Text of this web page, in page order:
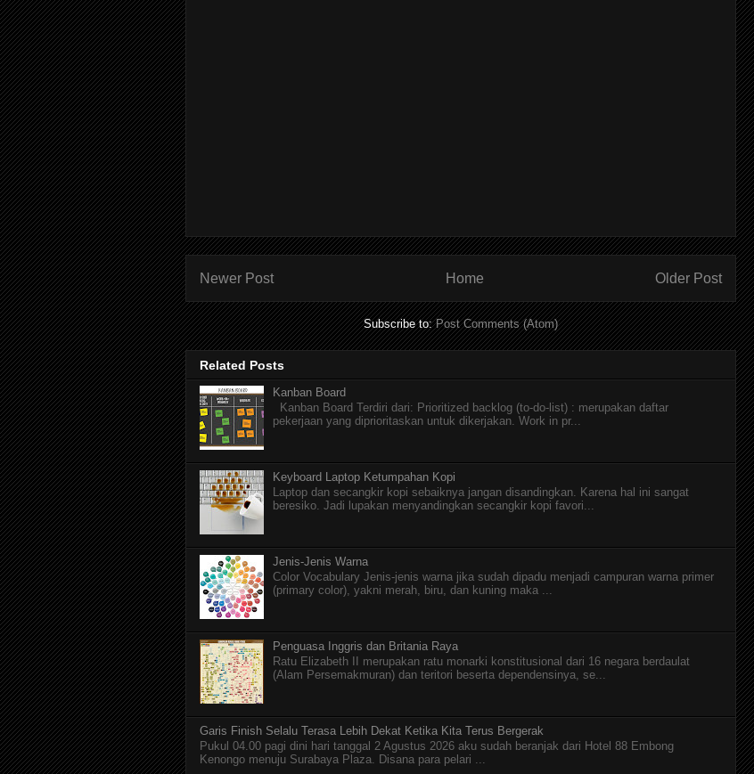
Newer Post Older Post
Home
Subscribe to:Post Comments (Atom)
Related Posts
Kanban Board
Kanban Board Terdiri dari: Prioritized backlog (to-do-list) : merupakan daftar
pekerjaan yang diprioritaskan untuk dikerjakan. Work in pr...
Keyboard Laptop Ketumpahan Kopi
Laptop dan secangkir kopi sebaiknya jangan disandingkan. Karena hal ini sangat
beresiko. Jadi lupakan menyandingkan secangkir kopi favori...
Jenis-Jenis Warna
Color Vocabulary Jenis-jenis warna jika sudah dipadu menjadi campuran warna primer
(primary color), yakni merah, biru, dan kuning maka ...
Penguasa Inggris dan Britania Raya
Ratu Elizabeth II merupakan ratu monarki konstitusional dari 16 negara berdaulat
(Alam Persemakmuran) dan teritori beserta dependensinya, se...
Garis Finish Selalu Terasa Lebih Dekat Ketika Kita Terus Bergerak
Pukul 04.00 pagi dini hari tanggal 2 Agustus 2026 aku sudah beranjak dari Hotel 88 Embong
Kenongo menuju Surabaya Plaza. Disana para pelari ...